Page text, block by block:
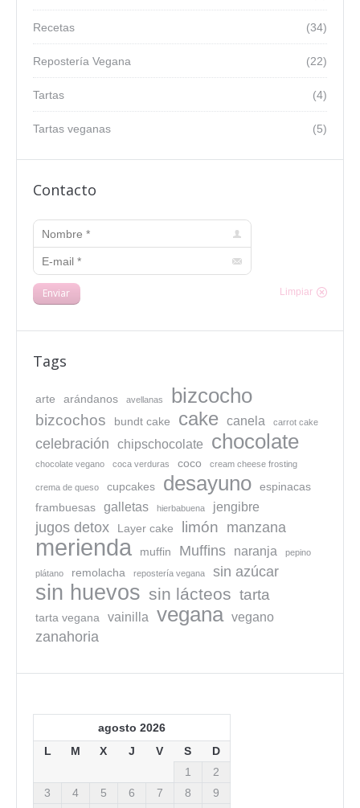
(34)
Recetas
(22)
Repostería Vegana
(4)
Tartas
(5)
Tartas veganas
Contacto
Nombre *
E-mail *
Enviar Limpiar
Tags
arte arándanos avellanas bizcocho
bizcochos bundt cake cake canela carrot cake
celebración chipschocolate chocolate
chocolate vegano coca verduras coco cream cheese frosting
crema de queso cupcakes desayuno
espinacas
frambuesas
galletas hierbabuena jengibre
jugos detox Layer cake limón manzana
merienda muffin Muffins naranja pepino
plátano remolacha repostería vegana sin azúcar
sin huevos sin lácteos tarta
tarta vegana vainilla vegana vegano
zanahoria
agosto 2026
L
M X J V S
D
1
2
3
4 5 6 7 8
9